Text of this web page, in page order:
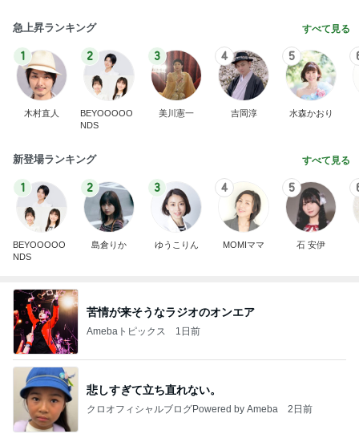
急上昇ランキング すべて見る
1
木村直人
2
BEYOOOOO
NDS
3
美川憲一
4
吉岡淳
5
水森かおり
新登場ランキング すべて見る
1
BEYOOOOO
NDS
2
島倉りか
3
ゆうこりん
4
MOMIママ
5
石 安伊
苦情が来そうなラジオのオンエア
Amebaトピックス 1日前
悲しすぎて立ち直れない。
クロオフィシャルブログPowered by Ameba 2日前